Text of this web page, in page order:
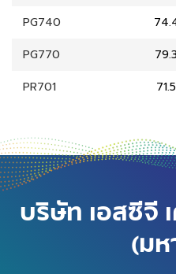
PG740
PG770
79.3
PR701
71.5
บริษัท เอสซีจี
(ม